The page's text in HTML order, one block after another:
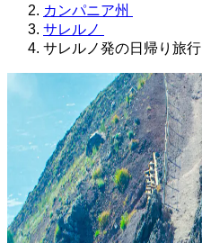
カンパニア州
サレルノ
サレルノ発の日帰り旅行